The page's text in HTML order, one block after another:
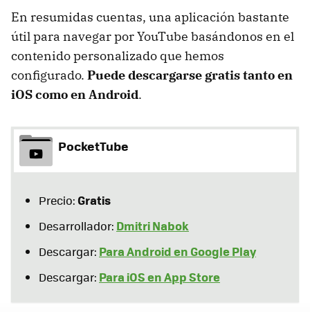
En resumidas cuentas, una aplicación bastante
útil para navegar por YouTube basándonos en el
contenido personalizado que hemos
configurado. Puede descargarse gratis tanto en
iOS como en Android.
PocketTube
Precio:Gratis
Desarrollador: Dmitri Nabok
Descargar: Para Android en Google Play
Descargar: Para iOS en App Store